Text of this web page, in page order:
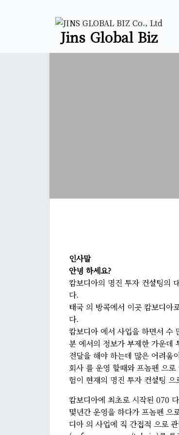
Jins Global Biz
인사말
안녕 하세요?
캄보디아의 명진 투자 컨설팅
다.
태국 의 방콕에서 이곳 캄보디아
다.
캄보디아 에서 사업을 하면서 수
분 에서의 정보가 부제한 가운데
전달을 해야 하는데 많은 어려움
회사 를 운영 할때와 프놈펜 으
험이 현재의 명진 투자 컨설팅
캄보디아에 최초로 시작된 070
몇년간 운영을 하다가 프놈펜 으
디아 의 사업에 직 간접적 으로